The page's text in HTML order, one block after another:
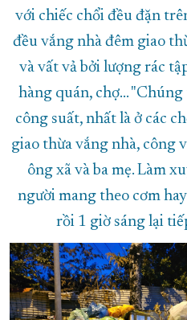
với chiếc chổi đều đặn
đều vắng nhà đêm giao
và vất vả bởi lượng rác
hàng quán, chợ...
công suất, nhất là ở các
giao thừa vắng nhà, công
ông xã và ba mẹ. Làm
người mang theo cơm
rồi 1 giờ sáng lại